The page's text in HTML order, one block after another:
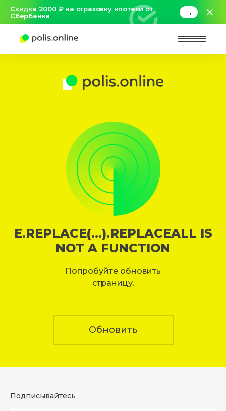
Скидка 2000 ₽ на страховку ипотеки от
Сбербанка
→
E.REPLACE(...).REPLACEALL IS
NOT A FUNCTION
Попробуйте обновить
страницу.
Обновить
Подписывайтесь